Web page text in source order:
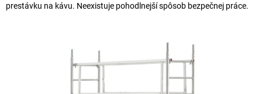
prestávku na kávu. Neexistuje pohodlnejší spôsob bezpečnej práce.